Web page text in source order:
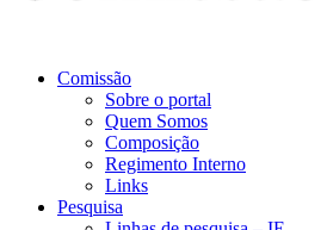
Comissão
Sobre o portal
Quem Somos
Composição
Regimento Interno
Links
Pesquisa